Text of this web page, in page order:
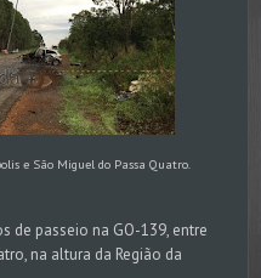
e São Miguel do Passa Quatro.
de passeio na GO-139, entre
na altura da Região da